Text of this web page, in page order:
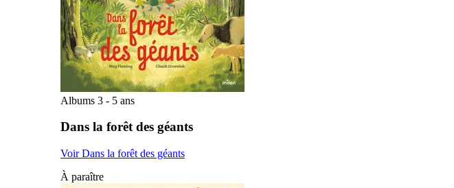
Albums 3 - 5 ans
Dans la forêt des géants
Voir Dans la forêt des géants
À paraître